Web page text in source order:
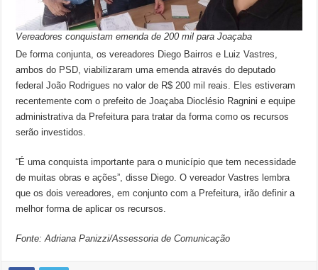
Vereadores conquistam emenda de 200 mil para Joaçaba
De forma conjunta, os vereadores Diego Bairros e Luiz Vastres,
ambos do PSD, viabilizaram uma emenda através do deputado
federal João Rodrigues no valor de R$ 200 mil reais. Eles estiveram
recentemente com o prefeito de Joaçaba Dioclésio Ragnini e equipe
administrativa da Prefeitura para tratar da forma como os recursos
serão investidos.
“É uma conquista importante para o município que tem necessidade
de muitas obras e ações”, disse Diego. O vereador Vastres lembra
que os dois vereadores, em conjunto com a Prefeitura, irão definir a
melhor forma de aplicar os recursos.
Fonte: Adriana Panizzi/Assessoria de Comunicação